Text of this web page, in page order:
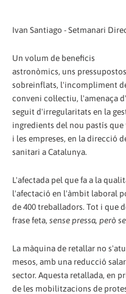
Ivan Santiago - Setmanari
Un volum de beneficis
astronòmics, uns pressupostos
sobreinflats, l'incompliment
conveni col·lectiu, l'amenaça
seguit d'irregularitats en la
ingredients del nou pastís
i les empreses, en la direcció
sanitari a Catalunya.
L'afectada pel que fa a la
l'afectació en l'àmbit laboral
de 400 treballadors. Tot i que
frase feta, sense pressa, però
La màquina de retallar no
mesos, amb una reducció
sector. Aquesta retallada, en
de les mobilitzacions de